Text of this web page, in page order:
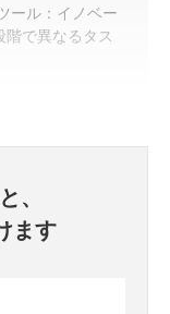
ール：イノベー
階で異なるタス
、
ます